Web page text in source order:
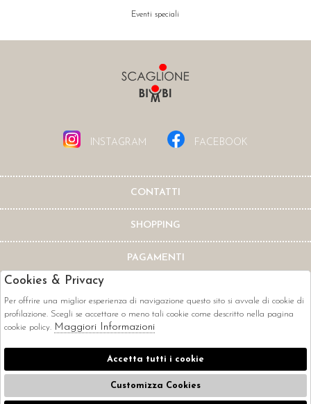
Eventi speciali
INSTAGRAM FACEBOOK
CONTATTI
SHOPPING
PAGAMENTI
CORRIERI
Cookies & Privacy
Per offrire una miglior esperienza di navigazione questo sito si avvale di cookie di
profilazione. Scegli se accettare o meno tali cookie come descritto nella pagina
cookie policy. Maggiori Informazioni
Accetta tutti i cookie
Customizza Cookies